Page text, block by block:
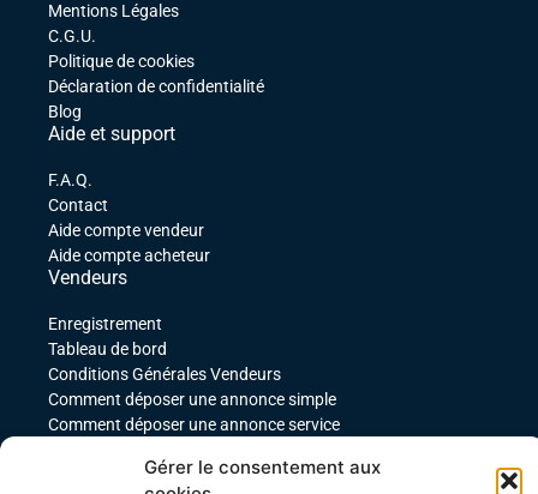
Gérer le consentement aux
Mentions Légales
C.G.U.
Politique de cookies
Déclaration de confidentialité
Blog
Aide et support
F.A.Q.
Contact
Aide compte vendeur
Aide compte acheteur
Vendeurs
Enregistrement
Tableau de bord
Conditions Générales Vendeurs
Comment déposer une annonce simple
Comment déposer une annonce service
téléchargeable